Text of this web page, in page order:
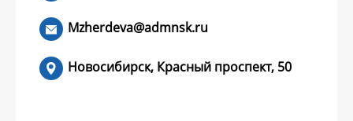
Mzherdeva@admnsk.ru
Новосибирск, Красный проспект, 50